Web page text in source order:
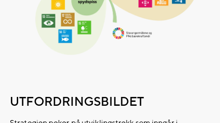
UTFORDRINGSBILDET